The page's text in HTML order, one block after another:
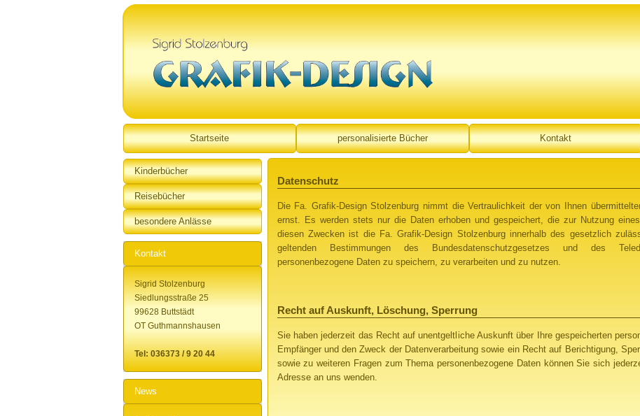
Startseite personalisierte Bücher Kontakt
Kinderbücher
Reisebücher
besondere Anlässe
Kontakt
Sigrid Stolzenburg
Siedlungsstraße 25
99628 Buttstädt
OT Guthmannshausen
Tel: 036373 / 9 20 44
News
Datenschutz
Die Fa. Grafik-Design Stolzenburg nimmt die Vertraulichkeit der von Ihnen
ernst. Es werden stets nur die Daten erhoben und gespeichert, die zur Nutzung
diesen Zwecken ist die Fa. Grafik-Design Stolzenburg innerhalb des gesetzlich
geltenden Bestimmungen des Bundesdatenschutzgesetzes und des
personenbezogene Daten zu speichern, zu verarbeiten und zu nutzen.
Recht auf Auskunft, Löschung, Sperrung
Sie haben jederzeit das Recht auf unentgeltliche Auskunft über Ihre gespeicherten
Empfänger und den Zweck der Datenverarbeitung sowie ein Recht auf Berichtigung,
sowie zu weiteren Fragen zum Thema personenbezogene Daten können Sie sich
Adresse an uns wenden.